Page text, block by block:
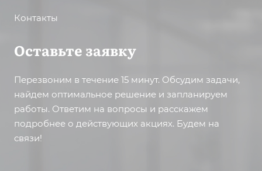
Контакты
Оставьте заявку
Перезвоним в течение 15 минут. Обсудим задачи,
найдем оптимальное решение и запланируем
работы. Ответим на вопросы и расскажем
подробнее о действующих акциях. Будем на
связи!